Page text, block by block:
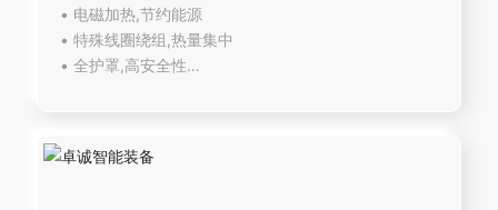
• 电磁加热,节约能源
• 特殊线圈绕组,热量集中
• 全护罩,高安全性